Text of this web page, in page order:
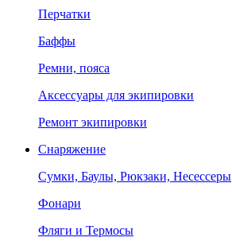
Перчатки
Баффы
Ремни, пояса
Аксессуары для экипировки
Ремонт экипировки
Снаряжение
Сумки, Баулы, Рюкзаки, Несессеры
Фонари
Фляги и Термосы